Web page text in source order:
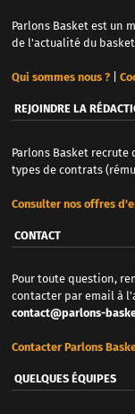
Parlons Basket est un
de l'actualité du
Qui sommes nous ?|
REJOINDRE LA
Parlons Basket recrute
types de contrats
Consulter nos offres
CONTACT
Pour toute question,
contacter par email à
contact@parlons-
Contacter Parlons
QUELQUES ÉQUIPES